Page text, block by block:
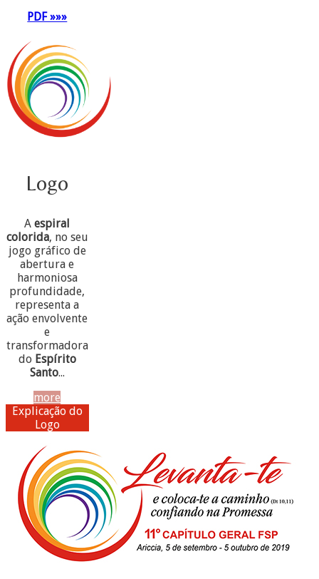
PDF »»»
Logo
Aespiral
colorida, no seu
jogo gráfico de
abertura e
harmoniosa
profundidade,
representa a
ação envolvente
e
transformadora
do Espírito
Santo...
more
Explicação do
Logo